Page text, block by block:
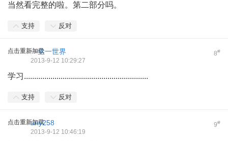
当然看完整的啦。第二部分吗。
支持 反对
点击重新加载 8#
一尘一世界
2013-9-12 10:29:27
学习.............................................................
支持 反对
点击重新加载 9#
any258
2013-9-12 10:46:19